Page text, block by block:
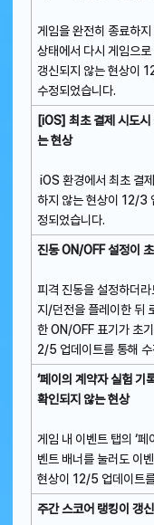
게임을 완전히 종료하
상태에서 다시 게임으로
갱신되지 않는 현상이
수정되었습니다.
[iOS] 최초 결제 시도시
는 현상
iOS 환경에서 최초 결
하지 않는 현상이 12/3
정되었습니다.
진동 ON/OFF 설정이
피격 진동을 설정하더
지/던전을 플레이한 뒤
한 ON/OFF 표기가 초
2/5 업데이트를 통해
‘페이의 계약자 실험 기
확인되지 않는 현상
게임 내 이벤트 탭의 ‘페
벤트 배너를 눌러도 이
현상이 12/5 업데이트
주간 스코어 랭킹이 갱